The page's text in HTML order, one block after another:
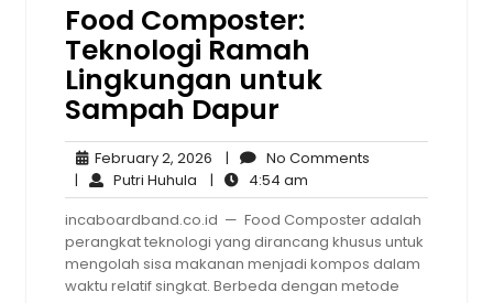
Food Composter:
Teknologi Ramah
Lingkungan untuk
Sampah Dapur
February 2, 2026 February
2,
2026
| No Comments
| Putri Huhula Putri
Huhula
| 4:54 am
am
incaboardband.co.id — Food Composter adalah
perangkat teknologi yang dirancang khusus untuk
mengolah sisa makanan menjadi kompos dalam
waktu relatif singkat. Berbeda dengan metode